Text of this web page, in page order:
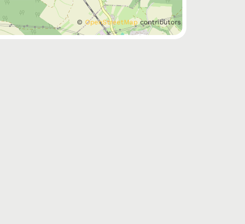
© OpenStreetMap contributors